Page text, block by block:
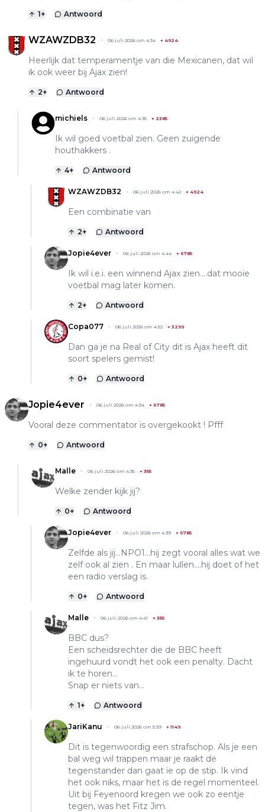
1+ Antwoord
WZAWZDB32 06 juli 2026 om 4:34 + 4924
Heerlijk dat temperamentje van die Mexicanen, dat wil
ik ook weer bij Ajax zien!
2+ Antwoord
michiels 06 juli 2026 om 4:35 + 2385
Ik wil goed voetbal zien. Geen zuigende
houthakkers .
4+ Antwoord
WZAWZDB32 06 juli 2026 om 4:42 + 4924
Een combinatie van
2+ Antwoord
Jopie4ever 06 juli 2026 om 4:44 + 6785
Ik wil i.e.i. een winnend Ajax zien....dat mooie
voetbal mag later komen.
2+ Antwoord
Copa077 06 juli 2026 om 4:52 + 3299
Dan ga je na Real of City dit is Ajax heeft dit
soort spelers gemist!
0+ Antwoord
Jopie4ever 06 juli 2026 om 4:34 + 6785
Vooral deze commentator is overgekookt ! Pfff
0+ Antwoord
Malle 06 juli 2026 om 4:35 + 355
Welke zender kijk jij?
0+ Antwoord
Jopie4ever 06 juli 2026 om 4:39 + 6785
Zelfde als jij...NPO1...hij zegt vooral alles wat we
zelf ook al zien . En maar lullen....hij doet of het
een radio verslag is.
0+ Antwoord
Malle 06 juli 2026 om 4:41 + 355
BBC dus?
Een scheidsrechter die de BBC heeft
ingehuurd vondt het ook een penalty. Dacht
ik te horen…
Snap er niets van…
1+ Antwoord
JariKanu 06 juli 2026 om 5:39 +1149
Dit is tegenwoordig een strafschop. Als je een
bal weg wil trappen maar je raakt de
tegenstander dan gaat ie op de stip. Ik vind
het ook niks, maar het is de regel momenteel.
Uit bij Feyenoord kregen we ook zo eentje
tegen, was het Fitz Jim.